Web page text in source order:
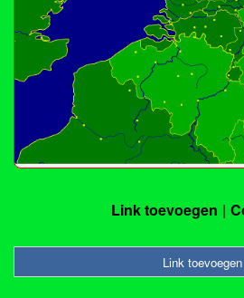
Link toevoegen
Link toevoegen